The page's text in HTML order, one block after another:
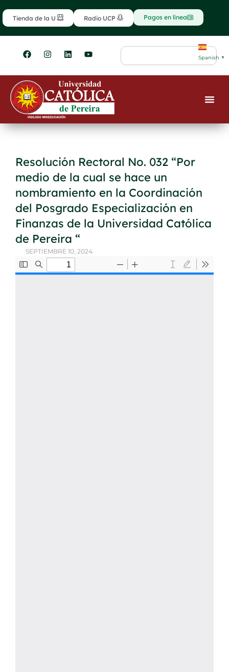
al
contenido
Tienda de la U Radio UCP Pagos en línea
F
a
e
b
o
o
k
I
n
t
g
r
m
L
i
k
e
d
i
n
Y
o
t
u
b
e
Search
Spanish ▼
Resolución Rectoral No. 032 “Por
medio de la cual se hace un
nombramiento en la Coordinación
del Posgrado Especialización en
Finanzas de la Universidad Católica
de Pereira “
SEPTIEMBRE 10, 2024